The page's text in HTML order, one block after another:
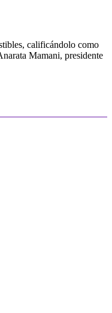
calificándolo como
Mamani, presidente